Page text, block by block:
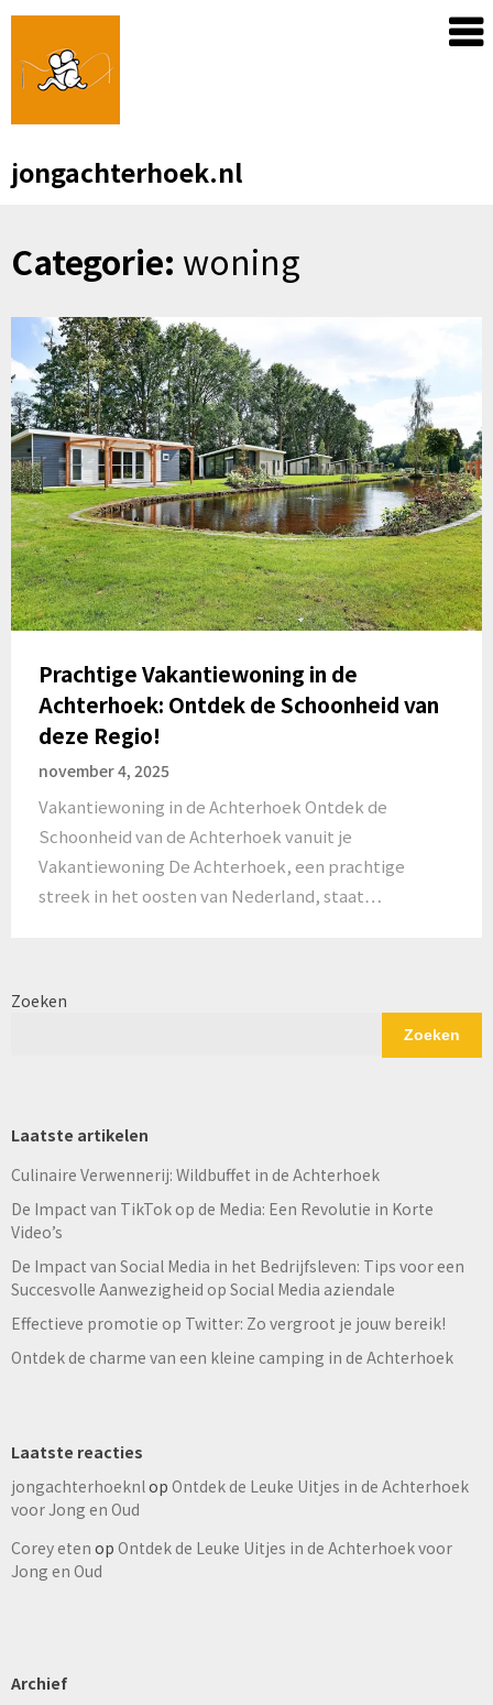
Skip
content
jongachterhoek.nl
Categorie: woning
Prachtige Vakantiewoning in de
Achterhoek: Ontdek de Schoonheid van
deze Regio!
november 4, 2025
Vakantiewoning in de Achterhoek Ontdek de
Schoonheid van de Achterhoek vanuit je
Vakantiewoning De Achterhoek, een prachtige
streek in het oosten van Nederland, staat…
Zoeken
Zoeken
Laatste artikelen
Culinaire Verwennerij: Wildbuffet in de Achterhoek
De Impact van TikTok op de Media: Een Revolutie in Korte
Video’s
De Impact van Social Media in het Bedrijfsleven: Tips voor een
Succesvolle Aanwezigheid op Social Media aziendale
Effectieve promotie op Twitter: Zo vergroot je jouw bereik!
Ontdek de charme van een kleine camping in de Achterhoek
Laatste reacties
jongachterhoeknlop Ontdek de Leuke Uitjes in de Achterhoek
voor Jong en Oud
Corey eten op Ontdek de Leuke Uitjes in de Achterhoek voor
Jong en Oud
Archief